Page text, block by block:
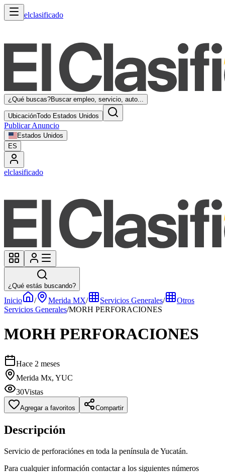
elclasificado
¿Qué buscas?Buscar empleo, servicio, auto...
UbicaciónTodo Estados Unidos
Publicar Anuncio
Estados Unidos
ES
elclasificado
¿Qué estás buscando?
Inicio / Merida MX/ Servicios Generales/
Otros
Servicios Generales/MORH PERFORACIONES
MORH PERFORACIONES
Hace 2 meses
Merida Mx, YUC
30Vistas
Agregar a favoritos Compartir
Descripción
Servicio de perforaciónes en toda la península de Yucatán.
Para cualquier información contactar a los siguientes números